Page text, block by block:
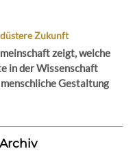
Zukunft
zeigt, welche
in der Wissenschaft
Gestaltung